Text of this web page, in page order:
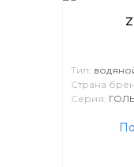
Тип:
Страна
Серия: